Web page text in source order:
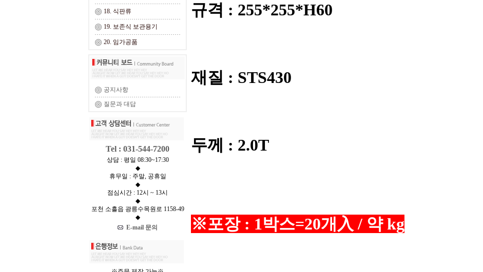
18. 식판류
19. 보존식 보관용기
20. 임가공품
공지사항
질문과 대답
Tel : 031-544-7200
상담 : 평일 08:30~17:30
◆
휴무일 : 주말, 공휴일
◆
점심시간 : 12시 ~ 13시
◆
포천 소흘읍 광릉수목원로 1158-49
◆
E-mail 문의
규격 : 255*255*H60
재질 : STS430
두께 : 2.0T
※포장 : 1박스=20개入 / 약 kg